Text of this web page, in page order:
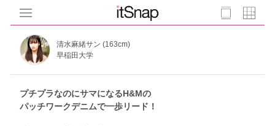
清水麻緒サン (163cm)
早稲田大学
プチプラなのにサマになるH&Mの
パッチワークデニムで一歩リード！